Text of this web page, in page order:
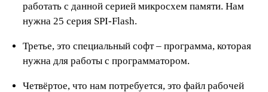
работать с данной серией микросхем памяти. Нам
нужна 25 серия SPI-Flash.
Третье, это специальный софт – программа, которая
нужна для работы с программатором.
Четвёртое, что нам потребуется, это файл рабочей